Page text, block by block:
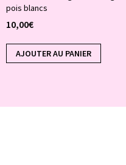
pois blancs
10,00€
AJOUTER AU PANIER